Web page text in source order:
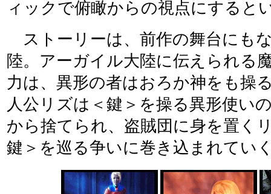
ィックで俯瞰からの視点にすると
ストーリーは、前作の舞台にも
陸。アーガイル大陸に伝えられる
力は、異形の者はおろか神をも操
人公リズは＜鍵＞を操る異形使い
から捨てられ、盗賊団に身を置く
鍵＞を巡る争いに巻き込まれてい